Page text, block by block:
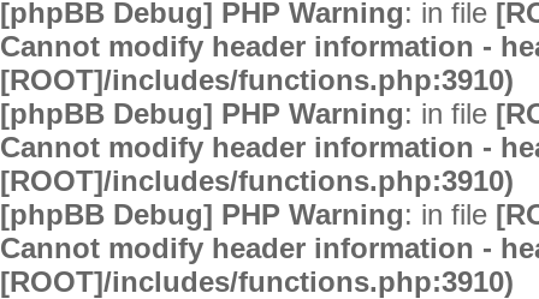
[phpBB Debug] PHP Warning: in file
Cannot modify header information -
[ROOT]/includes/functions.php:3910)
[phpBB Debug] PHP Warning: in file
Cannot modify header information -
[ROOT]/includes/functions.php:3910)
[phpBB Debug] PHP Warning: in file
Cannot modify header information -
[ROOT]/includes/functions.php:3910)